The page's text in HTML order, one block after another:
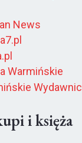
News
Warmińskie
i księża